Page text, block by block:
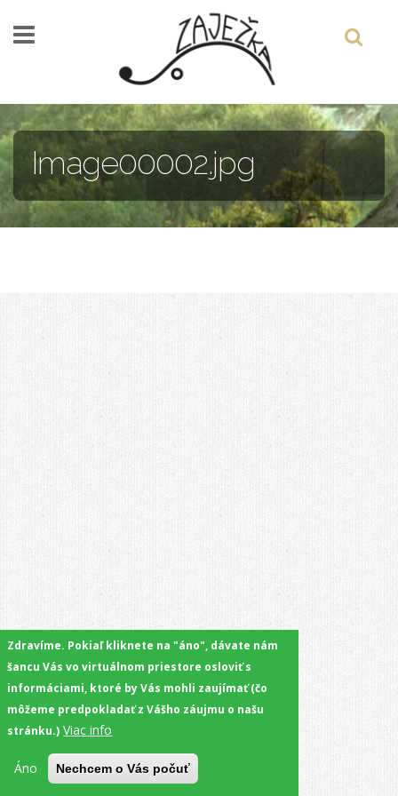
Image00002.jpg
Zdravíme. Pokiaľ kliknete na "áno", dávate nám
šancu Vás vo virtuálnom priestore osloviť s
informáciami, ktoré by Vás mohli zaujímať (čo
môžeme predpokladať z Vášho záujmu o našu
stránku.) Viac info
Áno Nechcem o Vás počuť